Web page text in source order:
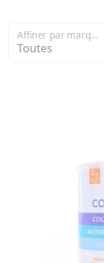
Affiner par marque